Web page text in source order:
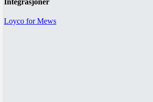
Loyco for Mews